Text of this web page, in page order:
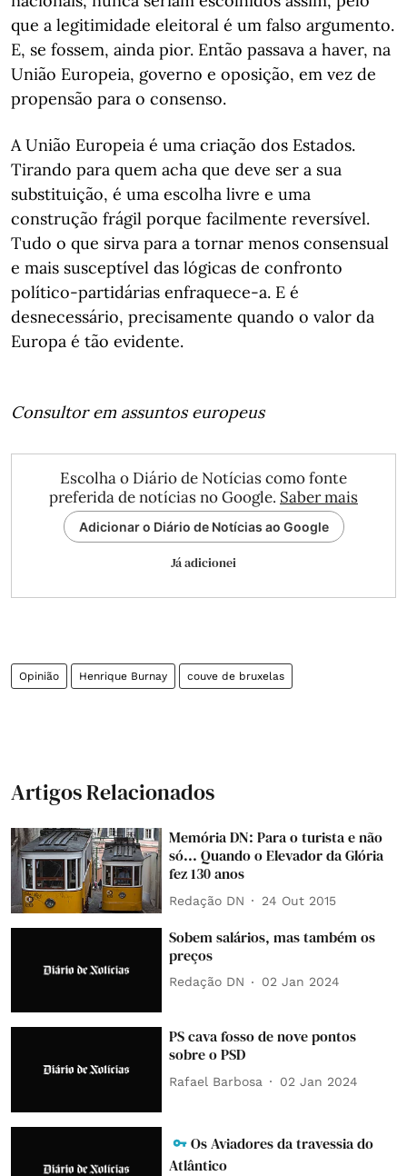
que a legitimidade eleitoral é um falso argumento.
E, se fossem, ainda pior. Então passava a haver, na
União Europeia, governo e oposição, em vez de
propensão para o consenso.
A União Europeia é uma criação dos Estados.
Tirando para quem acha que deve ser a sua
substituição, é uma escolha livre e uma
construção frágil porque facilmente reversível.
Tudo o que sirva para a tornar menos consensual
e mais susceptível das lógicas de confronto
político-partidárias enfraquece-a. E é
desnecessário, precisamente quando o valor da
Europa é tão evidente.
Consultor em assuntos europeus
Escolha o Diário de Notícias como fonte
preferida de notícias no Google. Saber mais
Adicionar o Diário de Notícias ao Google
Já adicionei
Opinião Henrique Burnay couve de bruxelas
Artigos Relacionados
Memória DN: Para o turista e não
só... Quando o Elevador da Glória
fez 130 anos
Redação DN 24 Out 2015
Sobem salários, mas também os
preços
Redação DN 02 Jan 2024
PS cava fosso de nove pontos
sobre o PSD
Rafael Barbosa 02 Jan 2024
Os Aviadores da travessia do
Atlântico